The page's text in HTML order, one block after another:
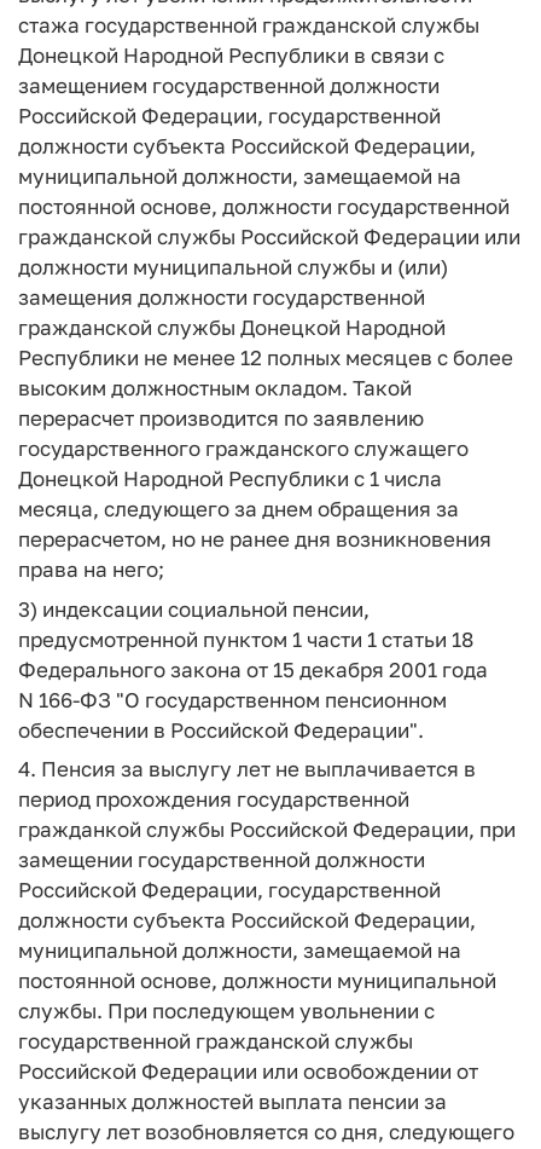
стажа государственной гражданской службы
Донецкой Народной Республики в связи с
замещением государственной должности
Российской Федерации, государственной
должности субъекта Российской Федерации,
муниципальной должности, замещаемой на
постоянной основе, должности государственной
гражданской службы Российской Федерации или
должности муниципальной службы и (или)
замещения должности государственной
гражданской службы Донецкой Народной
Республики не менее 12 полных месяцев с более
высоким должностным окладом. Такой
перерасчет производится по заявлению
государственного гражданского служащего
Донецкой Народной Республики с 1 числа
месяца, следующего за днем обращения за
перерасчетом, но не ранее дня возникновения
права на него;
3) индексации социальной пенсии,
предусмотренной пунктом 1 части 1 статьи 18
Федерального закона от 15 декабря 2001 года
N 166-ФЗ "О государственном пенсионном
обеспечении в Российской Федерации".
4. Пенсия за выслугу лет не выплачивается в
период прохождения государственной
гражданкой службы Российской Федерации, при
замещении государственной должности
Российской Федерации, государственной
должности субъекта Российской Федерации,
муниципальной должности, замещаемой на
постоянной основе, должности муниципальной
службы. При последующем увольнении с
государственной гражданской службы
Российской Федерации или освобождении от
указанных должностей выплата пенсии за
выслугу лет возобновляется со дня, следующего